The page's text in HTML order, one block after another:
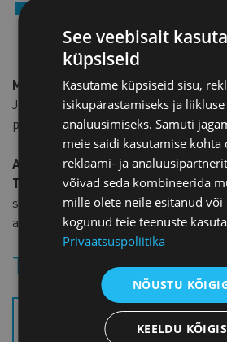
kaotatakse ära sätted, mis
olevad sätted.
Millal jõustub?
Jõustumine on kavandatud üldises
päeval pärast Riigi Teatajas
Anna teada, mida arvad
Tagasisidet ootan hiljemalt 13.
saadud tagasiside põhjal koostan ja
arvamuse Maaeluministeeriumile.
Tutvu eelnõu ja
(LKVETKS_LOKS_LTTS_SOS_
See veebisait
küpsiseid
Kasutame küpsiseid sisu,
isikupärastamiseks ja liikluse
analüüsimiseks. Samuti
meie saidi kasutamise kohta
reklaami- ja
võivad seda kombineerida
mille olete neile esitanud
kogunud teie teenuste
Privaatsuspoliitika
NÕUSTU
KEELDU